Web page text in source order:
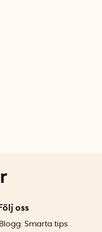
oss
Blogg: Smarta tips